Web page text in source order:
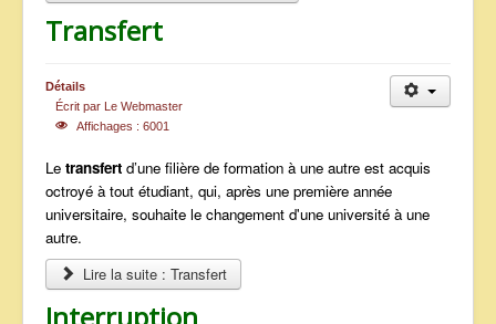
Transfert
Détails
Écrit par Le Webmaster
Affichages : 6001
Le transfert d’une filière de formation à une autre est acquis
octroyé à tout étudiant, qui, après une première année
universitaire, souhaite le changement d'une université à une
autre.
Lire la suite : Transfert